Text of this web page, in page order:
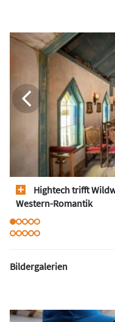
Hightech trifft
Western-Romantik
Bildergalerien